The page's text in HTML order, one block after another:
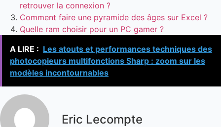
retrouver la connexion ?
Comment faire une pyramide des âges sur Excel ?
Quelle ram choisir pour un PC gamer ?
A LIRE : Les atouts et performances techniques des
photocopieurs multifonctions Sharp : zoom sur les
modèles incontournables
Eric Lecompte